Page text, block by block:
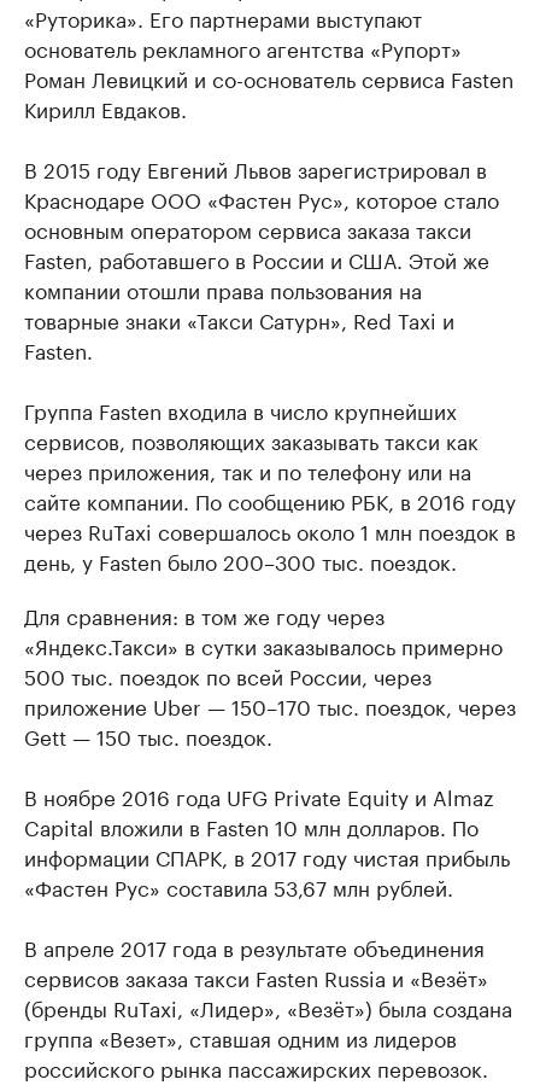
«Руторика». Его партнерами выступают
основатель рекламного агентства «Рупорт»
Роман Левицкий и со-основатель сервиса Fasten
Кирилл Евдаков.
В 2015 году Евгений Львов зарегистрировал в
Краснодаре ООО «Фастен Рус», которое стало
основным оператором сервиса заказа такси
Fasten, работавшего в России и США. Этой же
компании отошли права пользования на
товарные знаки «Такси Сатурн», Red Taxi и
Fasten.
Группа Fasten входила в число крупнейших
сервисов, позволяющих заказывать такси как
через приложения, так и по телефону или на
сайте компании. По сообщению РБК, в 2016 году
через RuTaxi совершалось около 1 млн поездок в
день, у Fasten было 200–300 тыс. поездок.
Для сравнения: в том же году через
«Яндекс.Такси» в сутки заказывалось примерно
500 тыс. поездок по всей России, через
приложение Uber — 150–170 тыс. поездок, через
Gett — 150 тыс. поездок.
В ноябре 2016 года UFG Private Equity и Almaz
Capital вложили в Fasten 10 млн долларов. По
информации СПАРК, в 2017 году чистая прибыль
«Фастен Рус» составила 53,67 млн рублей.
В апреле 2017 года в результате объединения
сервисов заказа такси Fasten Russia и «Везёт»
(бренды RuTaxi, «Лидер», «Везёт») была создана
группа «Везет», ставшая одним из лидеров
российского рынка пассажирских перевозок.